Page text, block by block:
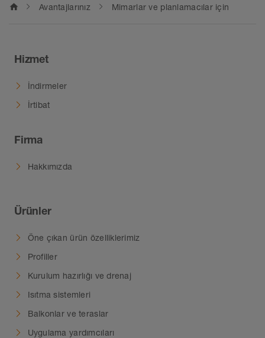
home Avantajlarınız Mimarlar ve planlamacılar için
Hizmet
İndirmeler
İrtibat
Firma
Hakkımızda
Ürünler
Öne çıkan ürün özelliklerimiz
Profiller
Kurulum hazırlığı ve drenaj
Isıtma sistemleri
Balkonlar ve teraslar
Uygulama yardımcıları